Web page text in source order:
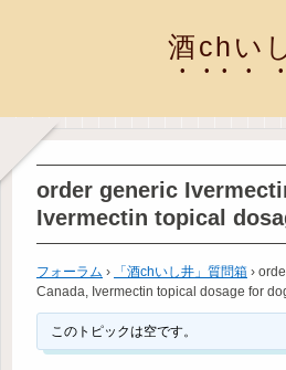
酒chい
order generic
Ivermectin topical
フォーラム › 「酒chいし井」質問箱 ›
Canada, Ivermectin topical dosage for
このトピックは空です。